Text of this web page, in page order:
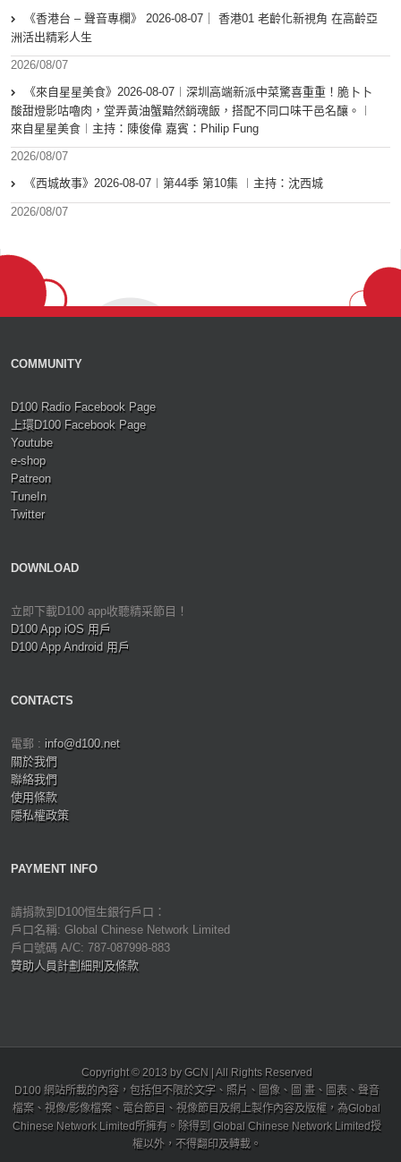
《香港台 – 聲音專欄》 2026-08-07｜ 香港01 老齡化新視角 在高齡亞
洲活出精彩人生
2026/08/07
《來自星星美食》2026-08-07︱深圳高端新派中菜驚喜重重！脆卜卜
酸甜燈影咕嚕肉，堂弄黃油蟹黯然銷魂飯，搭配不同口味干邑名釀。︱
來自星星美食︱主持：陳俊偉 嘉賓：Philip Fung
2026/08/07
《西城故事》2026-08-07︱第44季 第10集 ︱主持：沈西城
2026/08/07
COMMUNITY
D100 Radio Facebook Page
上環D100 Facebook Page
Youtube
e-shop
Patreon
TuneIn
Twitter
DOWNLOAD
立即下載D100 app收聽精采節目！
D100 App iOS 用戶
D100 App Android 用戶
CONTACTS
電郵 : info@d100.net
關於我們
聯絡我們
使用條款
隱私權政策
PAYMENT INFO
請捐款到D100恒生銀行戶口：
戶口名稱: Global Chinese Network Limited
戶口號碼 A/C: 787-087998-883
贊助人員計劃細則及條款
Copyright © 2013 by GCN | All Rights Reserved
D100 網站所載的內容，包括但不限於文字、照片、圖像、圖 畫、圖表、聲音
檔案、視像/影像檔案、電台節目、視像節目及網上製作內容及版權，為Global
Chinese Network Limited所擁有。除得到 Global Chinese Network Limited授
權以外，不得翻印及轉載。